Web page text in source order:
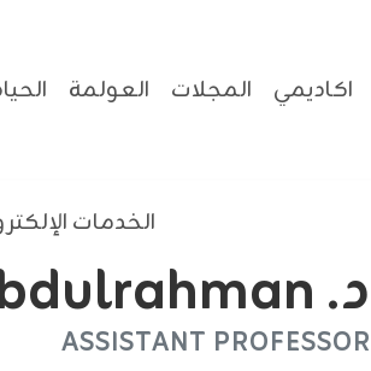
اكاديمي المجلات العولمة
الخدمات
د. Dr. Haliz Arif Abdulrahman
ASSISTANT PROFESSOR